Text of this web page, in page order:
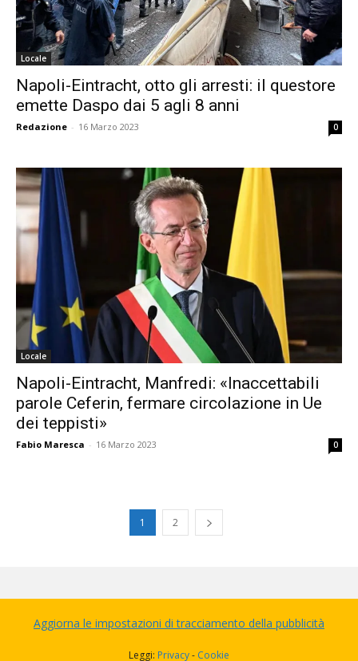
Locale
Napoli-Eintracht, otto gli arresti: il questore
emette Daspo dai 5 agli 8 anni
Redazione - 16 Marzo 2023 0
Locale
Napoli-Eintracht, Manfredi: «Inaccettabili
parole Ceferin, fermare circolazione in Ue
dei teppisti»
Fabio Maresca - 16 Marzo 2023 0
1 2
Aggiorna le impostazioni di tracciamento della pubblicità
Leggi: Privacy- Cookie